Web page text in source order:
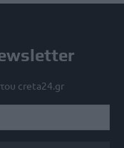
του creta24.gr